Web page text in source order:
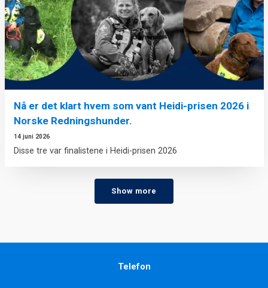
Nå er det klart hvem som vant Heidi-prisen 2026 i
Norske Redningshunder.
14 juni 2026
Disse tre var finalistene i Heidi-prisen 2026
Show more
Telefon